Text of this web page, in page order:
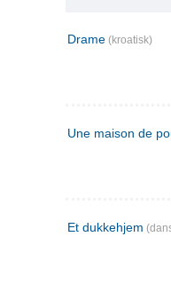
Drame (kroatisk)
Une maison de
Et dukkehjem